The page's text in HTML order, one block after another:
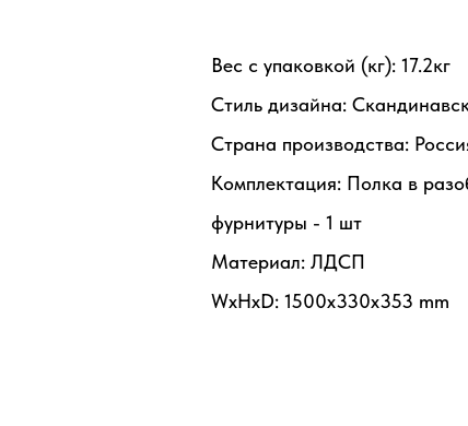
Вес с упаковкой (кг): 17.2кг
Стиль дизайна:
Страна производства:
Комплектация: Полка в
фурнитуры - 1 шт
Материал: ЛДСП
WxHxD: 1500x330x353 mm